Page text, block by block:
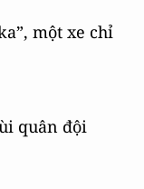
một xe chỉ
quân đội